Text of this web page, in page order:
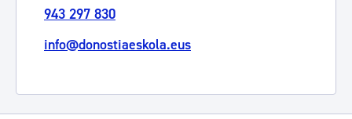
943 297 830
info@donostiaeskola.eus